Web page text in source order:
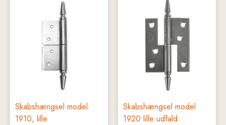
Skabshængsel model
1910, lille
varianter.
Mulighederne
varesiden
Skabshængsel model
1920 lille udfald
varianter.
Mulighederne
varesiden